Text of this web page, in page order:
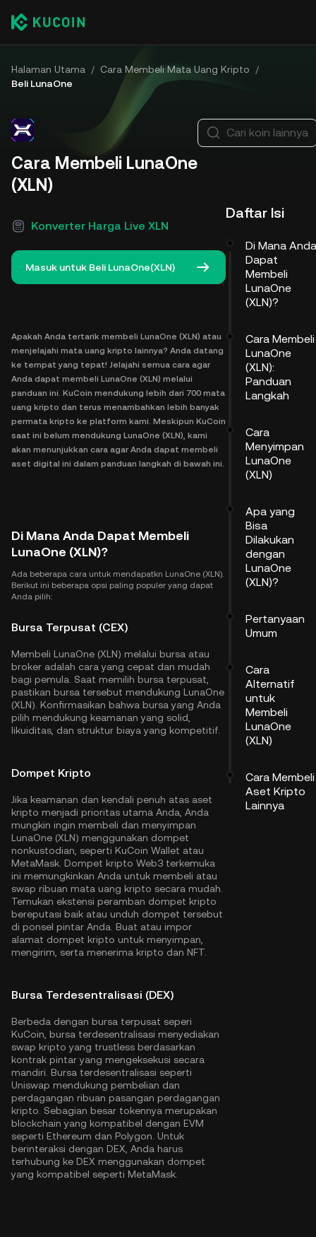
Halaman Utama / Cara Membeli Mata Uang Kripto
/
Beli LunaOne
Cara Membeli LunaOne
(XLN)
Konverter Harga Live XLN
Masuk untuk Beli LunaOne(XLN)
Apakah Anda tertarik membeli LunaOne (XLN) atau
menjelajahi mata uang kripto lainnya? Anda datang
ke tempat yang tepat! Jelajahi semua cara agar
Anda dapat membeli LunaOne (XLN) melalui
panduan ini. KuCoin mendukung lebih dari 700 mata
uang kripto dan terus menambahkan lebih banyak
permata kripto ke platform kami. Meskipun KuCoin
saat ini belum mendukung LunaOne (XLN), kami
akan menunjukkan cara agar Anda dapat membeli
aset digital ini dalam panduan langkah di bawah ini.
Di Mana Anda Dapat Membeli
LunaOne (XLN)?
Ada beberapa cara untuk mendapatkn LunaOne (XLN).
Berikut ini beberapa opsi paling populer yang dapat
Anda pilih:
Bursa Terpusat (CEX)
Membeli LunaOne (XLN) melalui bursa atau
broker adalah cara yang cepat dan mudah
bagi pemula. Saat memilih bursa terpusat,
pastikan bursa tersebut mendukung LunaOne
(XLN). Konfirmasikan bahwa bursa yang Anda
pilih mendukung keamanan yang solid,
likuiditas, dan struktur biaya yang kompetitif.
Dompet Kripto
Jika keamanan dan kendali penuh atas aset
kripto menjadi prioritas utama Anda, Anda
mungkin ingin membeli dan menyimpan
LunaOne (XLN) menggunakan dompet
nonkustodian, seperti KuCoin Wallet atau
MetaMask. Dompet kripto Web3 terkemuka
ini memungkinkan Anda untuk membeli atau
swap ribuan mata uang kripto secara mudah.
Temukan ekstensi peramban dompet kripto
bereputasi baik atau unduh dompet tersebut
di ponsel pintar Anda. Buat atau impor
alamat dompet kripto untuk menyimpan,
mengirim, serta menerima kripto dan NFT.
Bursa Terdesentralisasi (DEX)
Berbeda dengan bursa terpusat seperi
KuCoin, bursa terdesentralisasi menyediakan
swap kripto yang trustless berdasarkan
kontrak pintar yang mengeksekusi secara
mandiri. Bursa terdesentralisasi seperti
Uniswap mendukung pembelian dan
perdagangan ribuan pasangan perdagangan
kripto. Sebagian besar tokennya merupakan
blockchain yang kompatibel dengan EVM
seperti Ethereum dan Polygon . Untuk
berinteraksi dengan DEX, Anda harus
terhubung ke DEX menggunakan dompet
yang kompatibel seperti MetaMask.
Cari koin lainnya
Daftar Isi
Di Mana Anda
Dapat
Membeli
LunaOne
(XLN)?
Cara Membeli
LunaOne
(XLN):
Panduan
Langkah
Cara
Menyimpan
LunaOne
(XLN)
Apa yang
Bisa
Dilakukan
dengan
LunaOne
(XLN)?
Pertanyaan
Umum
Cara
Alternatif
untuk
Membeli
LunaOne
(XLN)
Cara Membeli
Aset Kripto
Lainnya